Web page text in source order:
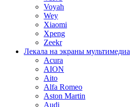
Voyah
Wey
Xiaomi
Xpeng
Zeekr
Лекала на экраны мультимедиа
Acura
AION
Aito
Alfa Romeo
Aston Martin
Audi